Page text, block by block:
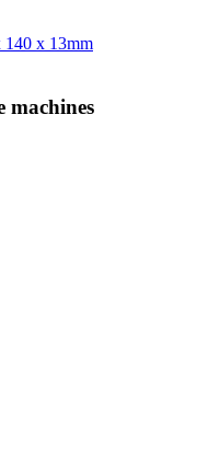
140 x 13mm
machines